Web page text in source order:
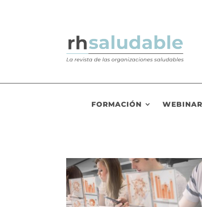
FORMACIÓN